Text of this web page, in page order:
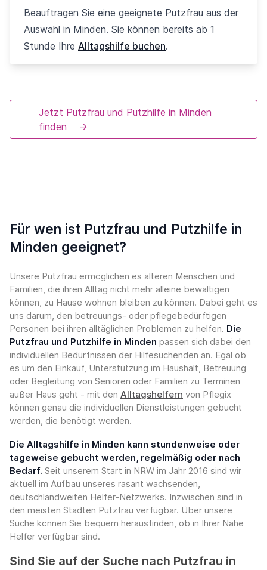
Beauftragen Sie eine geeignete Putzfrau aus der
Auswahl in Minden. Sie können bereits ab 1
Stunde Ihre Alltagshilfe buchen.
Jetzt Putzfrau und Putzhilfe in Minden
finden
→
Für wen ist Putzfrau und Putzhilfe in
Minden geeignet?
Unsere Putzfrau ermöglichen es älteren Menschen und
Familien, die ihren Alltag nicht mehr alleine bewältigen
können, zu Hause wohnen bleiben zu können. Dabei geht es
uns darum, den betreuungs- oder pflegebedürftigen
Personen bei ihren alltäglichen Problemen zu helfen. Die
Putzfrau und Putzhilfe in Minden passen sich dabei den
individuellen Bedürfnissen der Hilfesuchenden an. Egal ob
es um den Einkauf, Unterstützung im Haushalt, Betreuung
oder Begleitung von Senioren oder Familien zu Terminen
außer Haus geht - mit den Alltagshelfern von Pflegix
können genau die individuellen Dienstleistungen gebucht
werden, die benötigt werden.
Die Alltagshilfe in Minden kann stundenweise oder
tageweise gebucht werden, regelmäßig oder nach
Bedarf. Seit unserem Start in NRW im Jahr 2016 sind wir
aktuell im Aufbau unseres rasant wachsenden,
deutschlandweiten Helfer-Netzwerks. Inzwischen sind in
den meisten Städten Putzfrau verfügbar. Über unsere
Suche können Sie bequem herausfinden, ob in Ihrer Nähe
Helfer verfügbar sind.
Sind Sie auf der Suche nach Putzfrau in